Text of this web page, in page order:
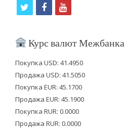
i
t
e
r
f
c
b
o
o
k
y
u
u
b
e
Курс валют Межбанка
Покупка USD: 41.4950
Продажа USD: 41.5050
Покупка EUR: 45.1700
Продажа EUR: 45.1900
Покупка RUR: 0.0000
Продажа RUR: 0.0000